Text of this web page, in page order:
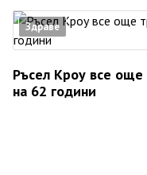
Здраве
Ръсел Кроу все още
на 62 години